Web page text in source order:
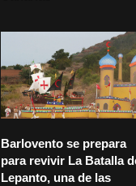
Barlovento se prepara
para revivir La Batalla
Lepanto, una de las